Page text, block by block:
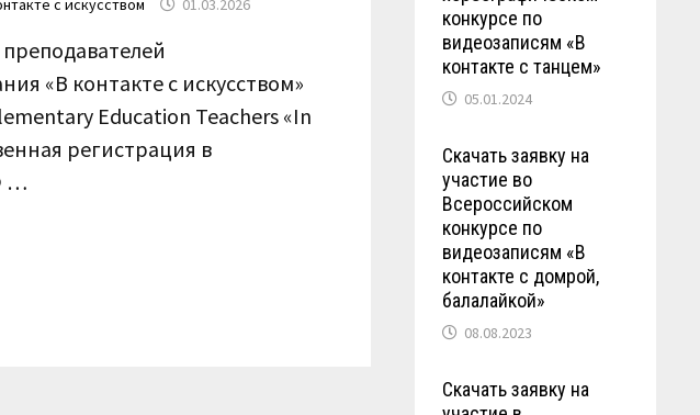
с искусством 01.03.2026
«В контакте с искусством»
Education Teachers «In
регистрация в
…
конкурсе по
видеозаписям «В
контакте с танцем»
05.01.2024
Скачать заявку на
участие во
Всероссийском
конкурсе по
видеозаписям «В
контакте с домрой,
балалайкой»
08.08.2023
Скачать заявку на